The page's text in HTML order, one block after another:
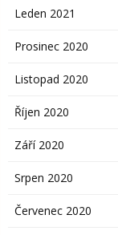
Leden 2021
Prosinec 2020
Listopad 2020
Říjen 2020
Září 2020
Srpen 2020
Červenec 2020